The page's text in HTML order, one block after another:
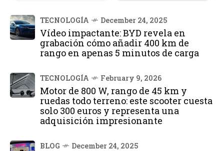
TECNOLOGÍA December 24, 2025
Vídeo impactante: BYD revela en
grabación cómo añadir 400 km de
rango en apenas 5 minutos de carga
TECNOLOGÍA February 9, 2026
Motor de 800 W, rango de 45 km y
ruedas todo terreno: este scooter cuesta
solo 300 euros y representa una
adquisición impresionante
BLOG December 24, 2025